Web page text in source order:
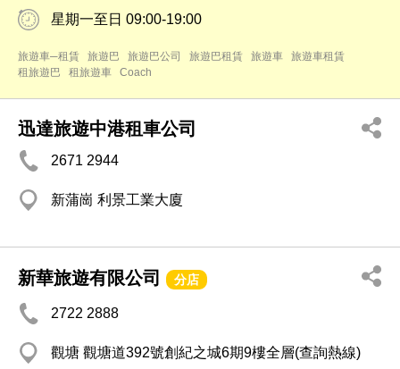
星期一至日 09:00-19:00
旅遊車─租賃 旅遊巴 旅遊巴公司 旅遊巴租賃 旅遊車
旅遊車租賃
租旅遊巴
租旅遊車 Coach
迅達旅遊中港租車公司
2671 2944
新蒲崗 利景工業大廈
新華旅遊有限公司 分店
2722 2888
觀塘 觀塘道392號創紀之城6期9樓全層(查詢熱線)